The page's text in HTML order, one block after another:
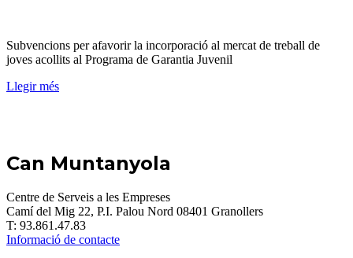
Subvencions per afavorir la incorporació al mercat de treball de
joves acollits al Programa de Garantia Juvenil
Llegir més
Can Muntanyola
Centre de Serveis a les Empreses
Camí del Mig 22, P.I. Palou Nord 08401 Granollers
T: 93.861.47.83
Informació de contacte